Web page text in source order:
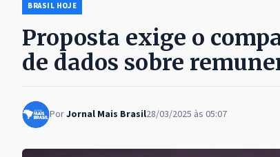
BRASIL HOJE
Proposta exige o
de dados sobre
PorJornal Mais Brasil28/03/2025 às 05:07